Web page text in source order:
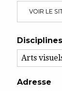
VOIR LE
Disciplines
Arts
Adresse